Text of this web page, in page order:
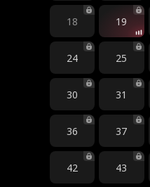
18 19
24 25
30 31
36 37
42 43